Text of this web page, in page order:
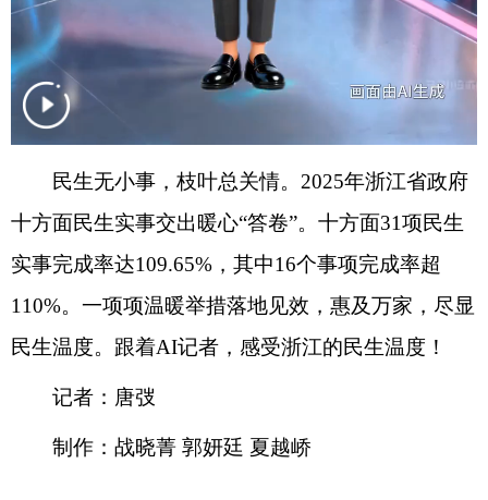
民生无小事，枝叶总关情。2025年浙江省政府
十方面民生实事交出暖心“答卷”。十方面31项民生
实事完成率达109.65%，其中16个事项完成率超
110%。一项项温暖举措落地见效，惠及万家，尽显
民生温度。跟着AI记者，感受浙江的民生温度！
记者：唐弢
制作：战晓菁 郭妍廷 夏越峤